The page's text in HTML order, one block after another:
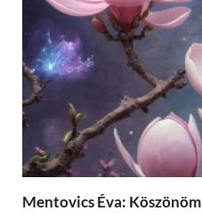
Mentovics Éva: Köszönöm